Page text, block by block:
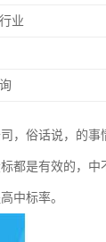
业
，俗话说，的事
都是有效的，中
中标率。